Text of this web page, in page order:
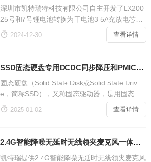
深圳市凯特瑞特科技有限公司自主开发了LX200
25号和7号锂电池转换为干电池3 5A充放电芯片
方案，它的设计是在使用相同的电感器进行可逆
降压操作的锂电池和干电池之间有效传输电力。
查看详情
 2024-12-30
SSD固态硬盘专用DCDC同步降压和PMIC电源管理芯片方案
固态硬盘（Solid State Disk或Solid State Driv
e，简称SSD），又称固态驱动器，是用固态电
子存储芯片阵列制成的硬盘。SSD由于传输速度
比传统的固态硬盘快，所以多用于笔记本电脑和
关降压转换器，低压差线稳压器，支持SMI慧荣
得一微联芸英韧等SSD主控支持与配套。
查看详情
 2025-01-02
2.4G智能降噪无延时无线领夹麦克风一体解决方案
凯特瑞提供2 4G智能降噪无延时无线领夹麦克风